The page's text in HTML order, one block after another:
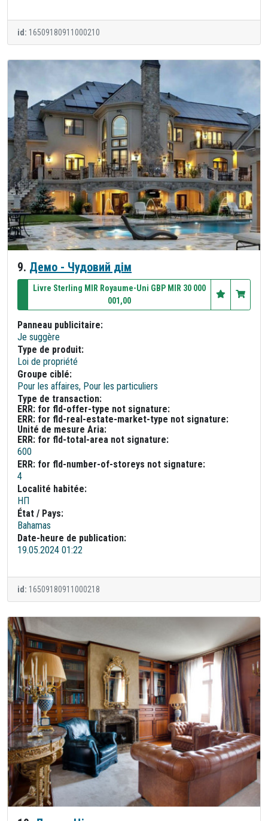
id: 16509180911000210
9. Демо - Чудовий дім
Livre Sterling MIR Royaume-Uni GBP MIR 30 000
001,00
Panneau publicitaire:
Je suggère
Type de produit:
Loi de propriété
Groupe ciblé:
Pour les affaires, Pour les particuliers
Type de transaction:
ERR: for fld-offer-type not signature:
ERR: for fld-real-estate-market-type not signature:
Unité de mesure Aria:
ERR: for fld-total-area not signature:
600
ERR: for fld-number-of-storeys not signature:
4
Localité habitée:
НП
État / Pays:
Bahamas
Date-heure de publication:
19.05.2024 01:22
id: 16509180911000218